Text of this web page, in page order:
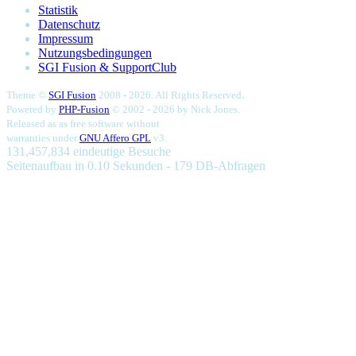
Statistik
Datenschutz
Impressum
Nutzungsbedingungen
SGI Fusion & SupportClub
Theme © SGI Fusion 2008 - 2026. All Rights Reserved.
Powered by PHP-Fusion © 2002 - 2026 by Nick Jones.
Released as as free software without
warranties under GNU Affero GPL v3.
131,457,834 eindeutige Besuche
Seitenaufbau in 0.10 Sekunden - 179 DB-Abfragen